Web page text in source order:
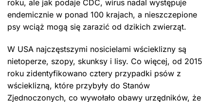
roku, ale jak podaje CDC, wirus nadal występuje
endemicznie w ponad 100 krajach, a nieszczepione
psy wciąż mogą się zarazić od dzikich zwierząt.
W USA najczęstszymi nosicielami wścieklizny są
nietoperze, szopy, skunksy i lisy. Co więcej, od 2015
roku zidentyfikowano cztery przypadki psów z
wścieklizną, które przybyły do Stanów
Zjednoczonych, co wywołało obawy urzędników, że